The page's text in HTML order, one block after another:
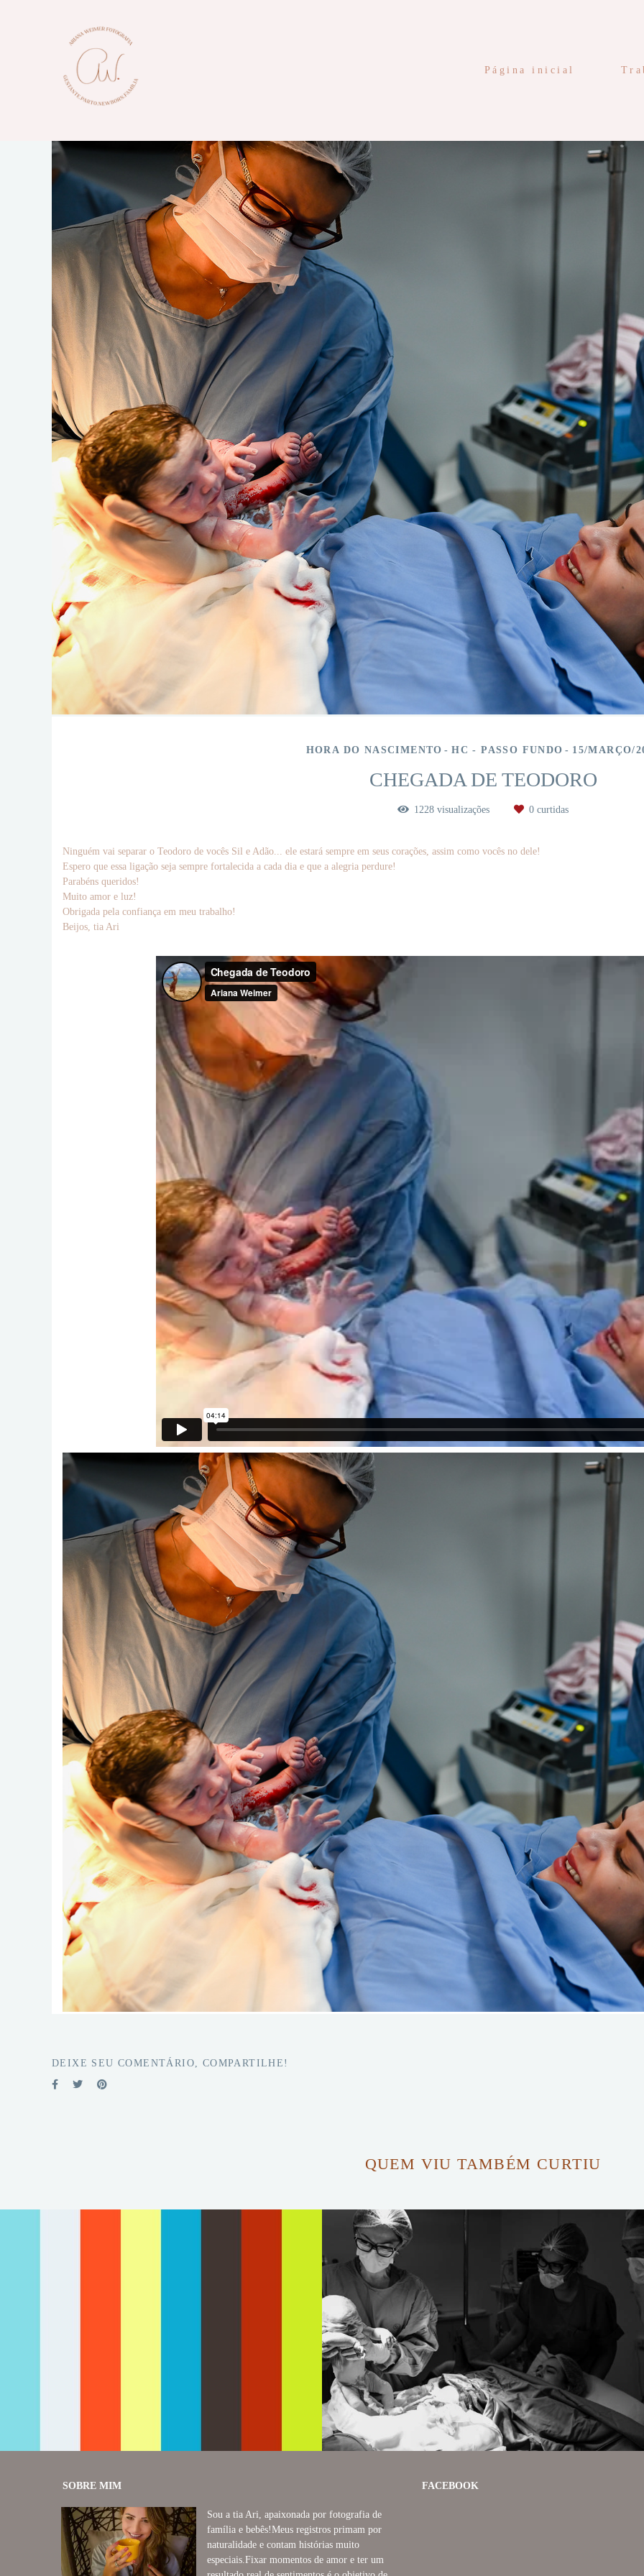
Página inicial
HORA DO NASCIMENTO HC - PASSO FUNDO 15/MARÇO/
CHEGADA DE TEODORO
1228 visualizações 0 curtidas
Ninguém vai separar o Teodoro de vocês Sil e Adão... ele estará sempre em seus corações, assim como vocês no dele!
Espero que essa ligação seja sempre fortalecida a cada dia e que a alegria perdure!
Parabéns queridos!
Muito amor e luz!
Obrigada pela confiança em meu trabalho!
Beijos, tia Ari
DEIXE SEU COMENTÁRIO, COMPARTILHE!
QUEM VIU TAMBÉM CURTIU
487 3
SOBRE MIM
Sou a tia Ari, apaixonada por fotografia de
família e bebês!Meus registros primam por
naturalidade e contam histórias muito
especiais.Fixar momentos de amor e ter um
FACEBOOK